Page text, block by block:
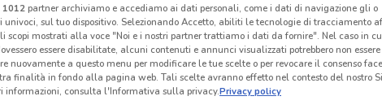
1012partner archiviamo e accediamo ai dati personali, come i dati di navigazione gli o
sul tuo dispositivo. Selezionando Accetto, abiliti le tecnologie di tracciamento
scopi mostrati alla voce "Noi e i nostri partner trattiamo i dati da fornire". Nel caso in
essere disabilitate, alcuni contenuti e annunci visualizzati potrebbero non
nuovamente a questo menu per modificare le tue scelte o per revocare il consenso
finalità in fondo alla pagina web. Tali scelte avranno effetto nel contesto del nostro
informazioni, consulta l'Informativa sulla privacy.Privacy policy